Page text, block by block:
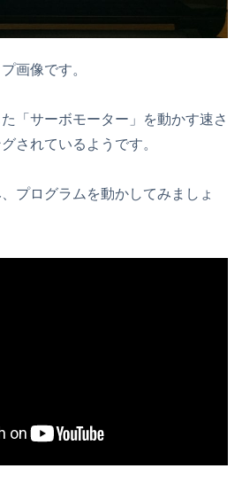
画像です。
「サーボモーター」を動かす速さ
されているようです。
プログラムを動かしてみましょ